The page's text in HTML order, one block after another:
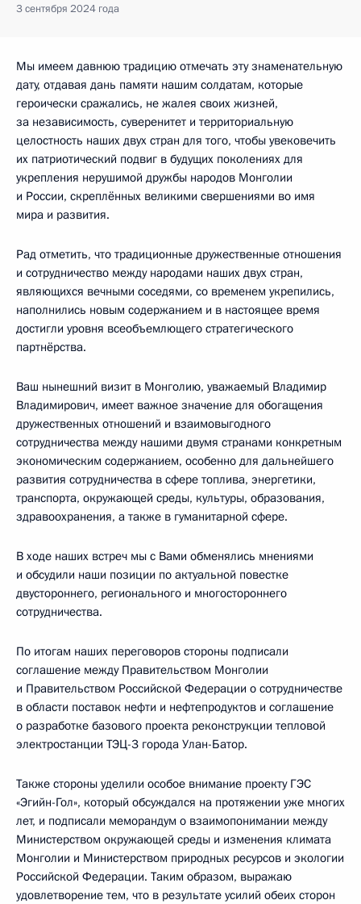
3 сентября 2024 года
Мы имеем давнюю традицию отмечать эту знаменательную
дату, отдавая дань памяти нашим солдатам, которые
героически сражались, не жалея своих жизней,
за независимость, суверенитет и территориальную
целостность наших двух стран для того, чтобы увековечить
их патриотический подвиг в будущих поколениях для
укрепления нерушимой дружбы народов Монголии
и России, скреплённых великими свершениями во имя
мира и развития.
Рад отметить, что традиционные дружественные отношения
и сотрудничество между народами наших двух стран,
являющихся вечными соседями, со временем укрепились,
наполнились новым содержанием и в настоящее время
достигли уровня всеобъемлющего стратегического
партнёрства.
Ваш нынешний визит в Монголию, уважаемый Владимир
Владимирович, имеет важное значение для обогащения
дружественных отношений и взаимовыгодного
сотрудничества между нашими двумя странами конкретным
экономическим содержанием, особенно для дальнейшего
развития сотрудничества в сфере топлива, энергетики,
транспорта, окружающей среды, культуры, образования,
здравоохранения, а также в гуманитарной сфере.
В ходе наших встреч мы с Вами обменялись мнениями
и обсудили наши позиции по актуальной повестке
двустороннего, регионального и многостороннего
сотрудничества.
По итогам наших переговоров стороны подписали
соглашение между Правительством Монголии
и Правительством Российской Федерации о сотрудничестве
в области поставок нефти и нефтепродуктов и соглашение
о разработке базового проекта реконструкции тепловой
электростанции ТЭЦ-3 города Улан-Батор.
Также стороны уделили особое внимание проекту ГЭС
«Эгийн-Гол», который обсуждался на протяжении уже многих
лет, и подписали меморандум о взаимопонимании между
Министерством окружающей среды и изменения климата
Монголии и Министерством природных ресурсов и экологии
Российской Федерации. Таким образом, выражаю
удовлетворение тем, что в результате усилий обеих сторон